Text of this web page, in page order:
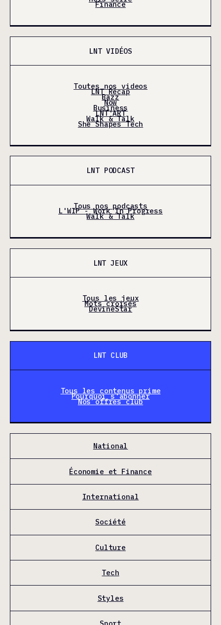
Finance
LNT VIDÉOS
Toutes nos videos
LNT Récap
Bazz
Now
Business
LNT'ART
Walk & Talk
She Shapes Tech
LNT PODCAST
Tous nos podcasts
L'WIP - Work In Progress
Walk & Talk
LNT JEUX
Tous les jeux
Mots croisés
DevineStar
LNT CLUB
Tous les contenus prime
Pourquoi s'abonner
Nos offres club
National
Économie et Finance
International
Société
Culture
Tech
Styles